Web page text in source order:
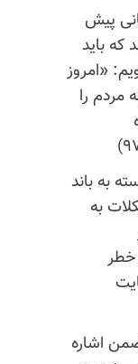
پیش
که باید
«امروز
مردم را
به باند
به‌
خطر
۱۸تیر ۹۷ هم ضمن اشاره